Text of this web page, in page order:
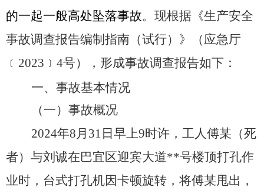
的一起一般高处坠落事故。现根据《生产安全
事故调查报告编制指南（试行）》（应急厅
﹝ 2023﹞4号），形成事故调查报告如下：
一、事故基本情况
（一） 事故概况
2024年8月 31 日早上9时许，工人傅某 （死
者）与刘诚在巴宜区迎宾大道**号楼顶打孔作
业时，台式打孔机因卡顿旋转，将傅某甩出，